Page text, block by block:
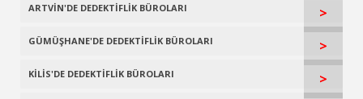
ARTVİN'DE DEDEKTİFLİK BÜROLARI >
GÜMÜŞHANE'DE DEDEKTİFLİK BÜROLARI >
KİLİS'DE DEDEKTİFLİK BÜROLARI >